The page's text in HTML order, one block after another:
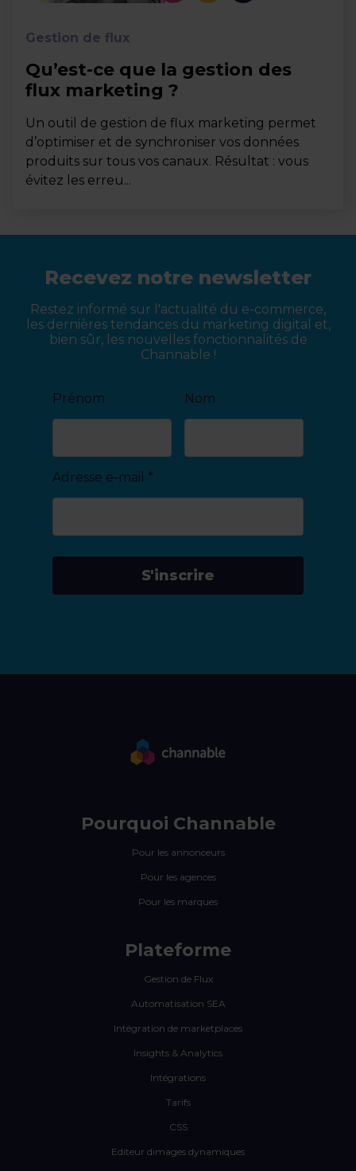
Gestion de flux
Qu’est-ce que la gestion des
flux marketing ?
Un outil de gestion de flux marketing permet
d’optimiser et de synchroniser vos données
produits sur tous vos canaux. Résultat : vous
évitez les erreu...
Recevez notre newsletter
Restez informé sur l'actualité du e-commerce,
les dernières tendances du marketing digital et,
bien sûr, les nouvelles fonctionnalités de
Channable !
Prénom Nom
Adresse e-mail *
S'inscrire
Pourquoi Channable
Pour les annonceurs
Pour les agences
Pour les marques
Plateforme
Gestion de Flux
Automatisation SEA
Intégration de marketplaces
Insights & Analytics
Intégrations
Tarifs
CSS
Editeur dimages dynamiques